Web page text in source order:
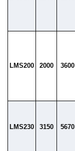
LMS200 2000 3600
LMS230 3150 5670